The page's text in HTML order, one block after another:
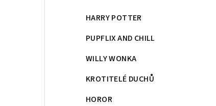
HARRY POTTER
PUPFLIX AND CHILL
WILLY WONKA
KROTITELÉ DUCHŮ
HOROR